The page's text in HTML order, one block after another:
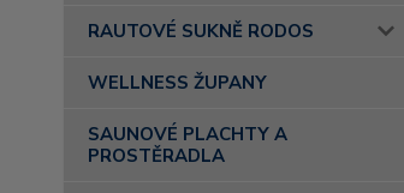
RAUTOVÉ SUKNĚ RODOS
WELLNESS ŽUPANY
SAUNOVÉ PLACHTY A
PROSTĚRADLA